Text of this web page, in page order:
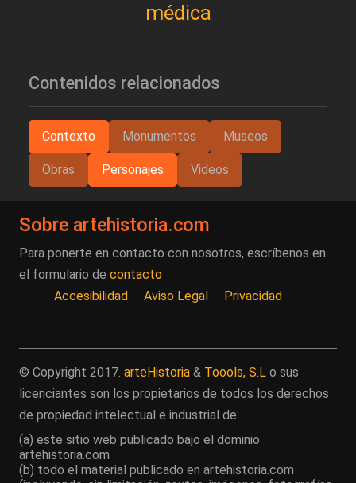
médica
Contenidos relacionados
Contexto Monumentos Museos
Obras Personajes Videos
Sobre artehistoria.com
Para ponerte en contacto con nosotros, escríbenos en
el formulario de contacto
Accesibilidad
Aviso Legal Privacidad
© Copyright 2017. arteHistoria & Toools, S.L o sus
licenciantes son los propietarios de todos los derechos
de propiedad intelectual e industrial de:
(a) este sitio web publicado bajo el dominio
artehistoria.com
(b) todo el material publicado en artehistoria.com